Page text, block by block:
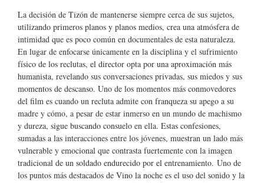
La decisión de Tizón de mantenerse siempre cerca de sus sujetos,
utilizando primeros planos y planos medios, crea una atmósfera de
intimidad que es poco común en documentales de esta naturaleza.
En lugar de enfocarse únicamente en la disciplina y el sufrimiento
físico de los reclutas, el director opta por una aproximación más
humanista, revelando sus conversaciones privadas, sus miedos y sus
momentos de descanso. Uno de los momentos más conmovedores
del film es cuando un recluta admite con franqueza su apego a su
madre y cómo, a pesar de estar inmerso en un mundo de machismo
y dureza, sigue buscando consuelo en ella. Estas confesiones,
sumadas a las interacciones entre los jóvenes, muestran un lado más
vulnerable y emocional que contrasta fuertemente con la imagen
tradicional de un soldado endurecido por el entrenamiento. Uno de
los puntos más destacados de Vino la noche es el uso del sonido y la